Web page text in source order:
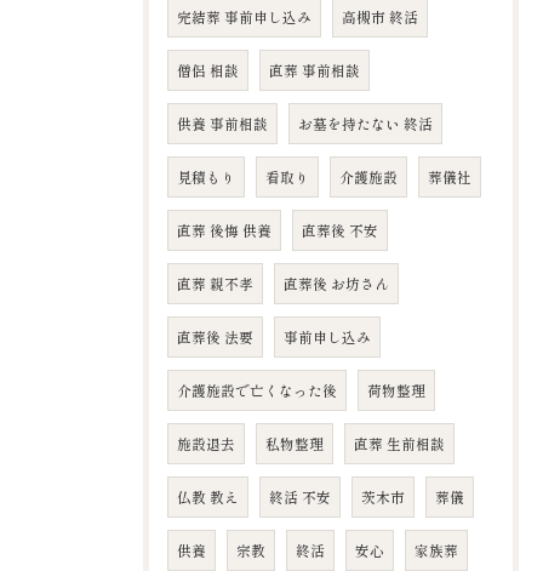
完結葬 事前申し込み 高槻市 終活
僧侶 相談 直葬 事前相談
供養 事前相談 お墓を持たない 終活
見積もり 看取り 介護施設 葬儀社
直葬 後悔 供養 直葬後 不安
直葬 親不孝 直葬後 お坊さん
直葬後 法要 事前申し込み
介護施設で亡くなった後 荷物整理
施設退去 私物整理 直葬 生前相談
仏教 教え 終活 不安 茨木市 葬儀
供養 宗教 終活 安心 家族葬